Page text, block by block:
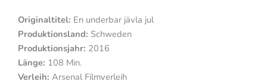
Originaltitel: En underbar jävla jul
Produktionsland: Schweden
Produktionsjahr: 2016
Länge: 108 Min.
Verleih: Arsenal Filmverleih